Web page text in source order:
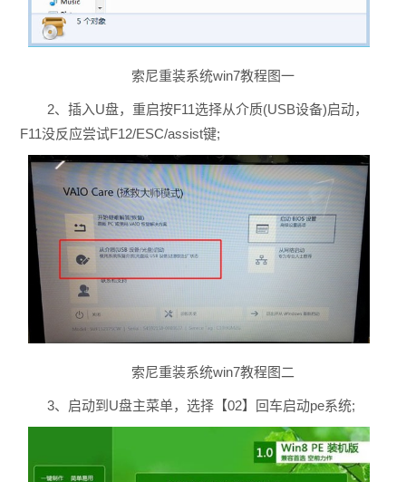
索尼重装系统win7教程图一
2、插入U盘，重启按F11选择从介质(USB设备)启动，
F11没反应尝试F12/ESC/assist键;
索尼重装系统win7教程图二
3、启动到U盘主菜单，选择【02】回车启动pe系统;